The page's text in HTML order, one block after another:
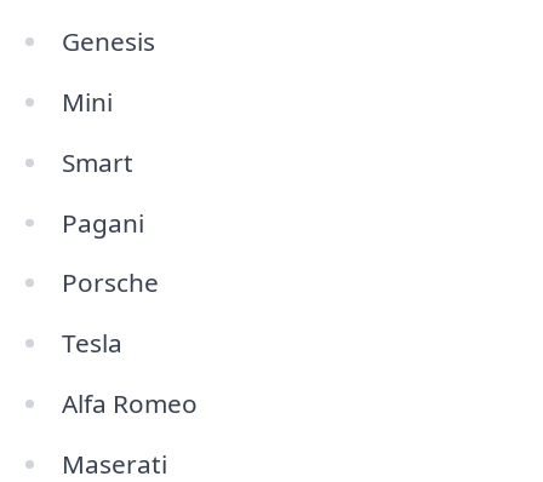
Genesis
Mini
Smart
Pagani
Porsche
Tesla
Alfa Romeo
Maserati